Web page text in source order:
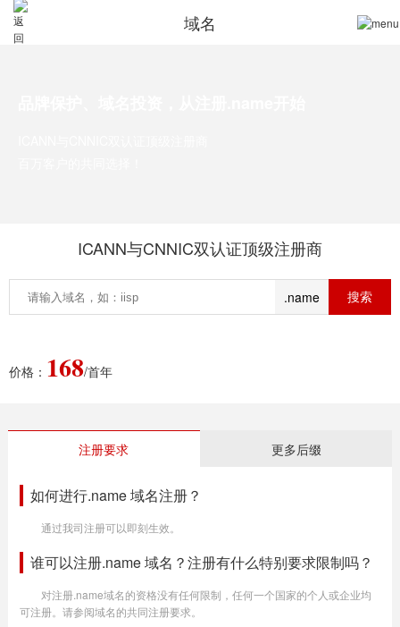
域名
ICANN与CNNIC双认证顶级注册商
.name
价格： 168/首年
注册要求 更多后缀
如何进行.name 域名注册？
通过我司注册可以即刻生效。
谁可以注册.name 域名？注册有什么特别要求限制吗？
对注册.name域名的资格没有任何限制，任何一个国家的个人或企业均
可注册。请参阅域名的共同注册要求。